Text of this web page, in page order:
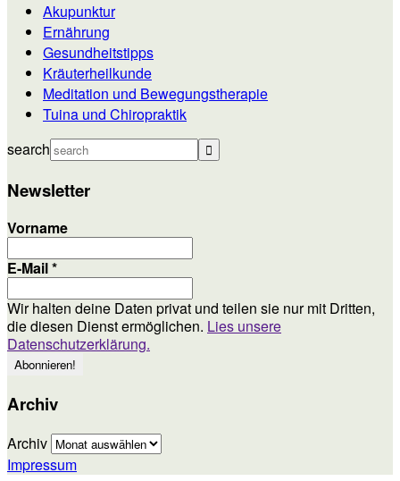
Akupunktur
Ernährung
Gesundheitstipps
Kräuterheilkunde
Meditation und Bewegungstherapie
Tuina und Chiropraktik
search
Newsletter
Vorname
E-Mail*
Wir halten deine Daten privat und teilen sie nur mit Dritten,
die diesen Dienst ermöglichen. Lies unsere
Datenschutzerklärung.
Archiv
Archiv
Impressum